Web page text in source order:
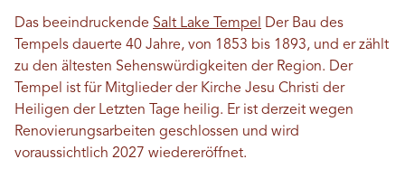
Das beeindruckende Salt Lake Tempel Der Bau des
Tempels dauerte 40 Jahre, von 1853 bis 1893, und er zählt
zu den ältesten Sehenswürdigkeiten der Region. Der
Tempel ist für Mitglieder der Kirche Jesu Christi der
Heiligen der Letzten Tage heilig. Er ist derzeit wegen
Renovierungsarbeiten geschlossen und wird
voraussichtlich 2027 wiedereröffnet.